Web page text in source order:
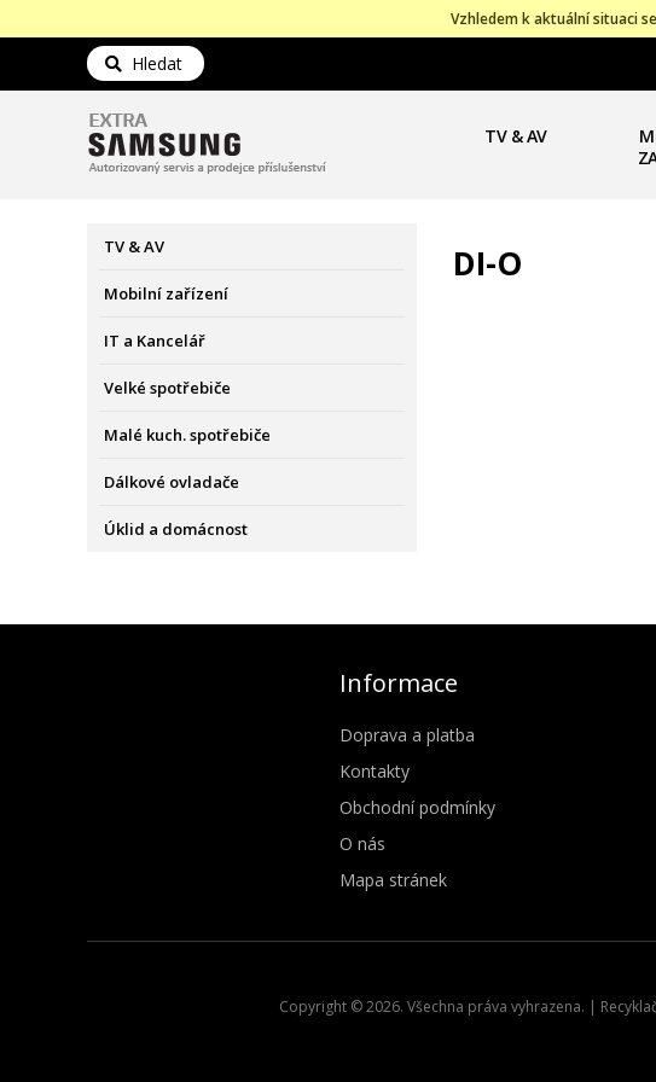
Vzhledem k aktuální situaci
Hledat
TV & AV
TV & AV
Mobilní zařízení
IT a Kancelář
Velké spotřebiče
Malé kuch. spotřebiče
Dálkové ovladače
Úklid a domácnost
DI-O
Informace
Doprava a platba
Kontakty
Obchodní podmínky
O nás
Mapa stránek
Copyright © 2026. Všechna práva vyhrazena. |